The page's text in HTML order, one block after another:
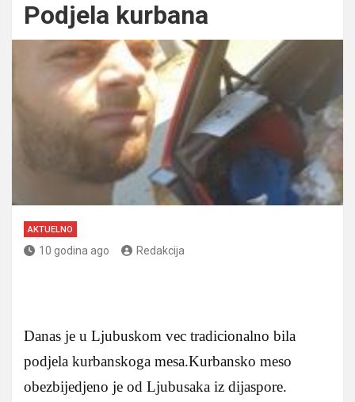
Podjela kurbana
AKTUELNO
10 godina ago Redakcija
Danas je u Ljubuskom vec tradicionalno bila
podjela kurbanskoga mesa.Kurbansko meso
obezbijedjeno je od Ljubusaka iz dijaspore.